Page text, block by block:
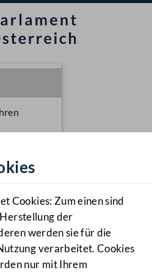
Cookies: Zum einen sind
der
werden sie für die
verarbeitet. Cookies
nur mit Ihrem